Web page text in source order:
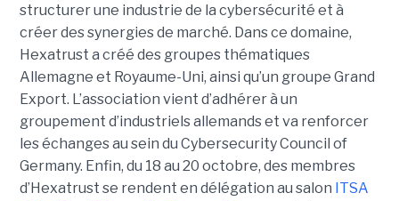
structurer une industrie de la cybersécurité et à
créer des synergies de marché. Dans ce domaine,
Hexatrust a créé des groupes thématiques
Allemagne et Royaume-Uni, ainsi qu’un groupe Grand
Export. L’association vient d’adhérer à un
groupement d’industriels allemands et va renforcer
les échanges au sein du Cybersecurity Council of
Germany. Enfin, du 18 au 20 octobre, des membres
d’Hexatrust se rendent en délégation au salon ITSA